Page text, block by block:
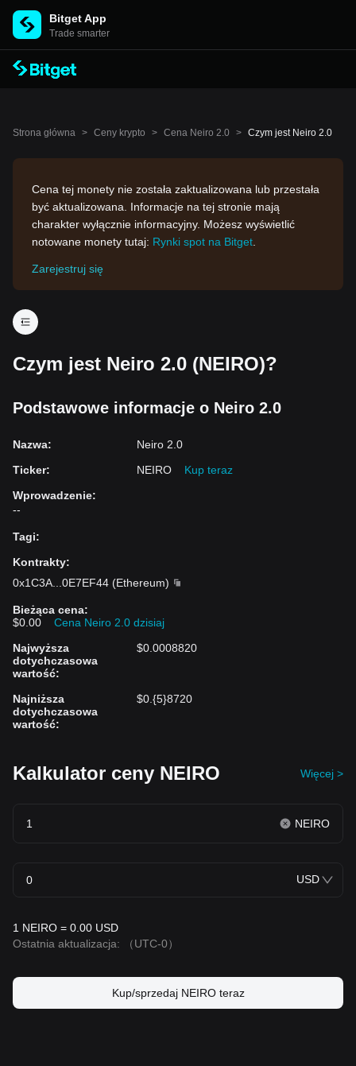
Bitget App
Trade smarter
Strona główna > Ceny krypto > Cena Neiro 2.0 > Czym jest Neiro 2.0
Cena tej monety nie została zaktualizowana lub przestała
być aktualizowana. Informacje na tej stronie mają
charakter wyłącznie informacyjny. Możesz wyświetlić
notowane monety tutaj: Rynki spot na Bitget
Zarejestruj się
Czym jest Neiro 2.0 (NEIRO)?
Podstawowe informacje o Neiro 2.0
Nazwa:
Neiro 2.0
Ticker: NEIRO
Kup teraz
Wprowadzenie:
--
Tagi:
Kontrakty:
0x1C3A
0E7EF44 (Ethereum)
Bieżąca cena:
$0.00
Cena Neiro 2.0 dzisiaj
Najwyższa
dotychczasowa
wartość:
$0.0008820
Najniższa
dotychczasowa
wartość:
$0.{5}8720
Kalkulator ceny NEIRO Więcej >
NEIRO
USD
1 NEIRO = 0.00 USD
Ostatnia aktualizacja:
（UTC-0）
Kup/sprzedaj NEIRO teraz